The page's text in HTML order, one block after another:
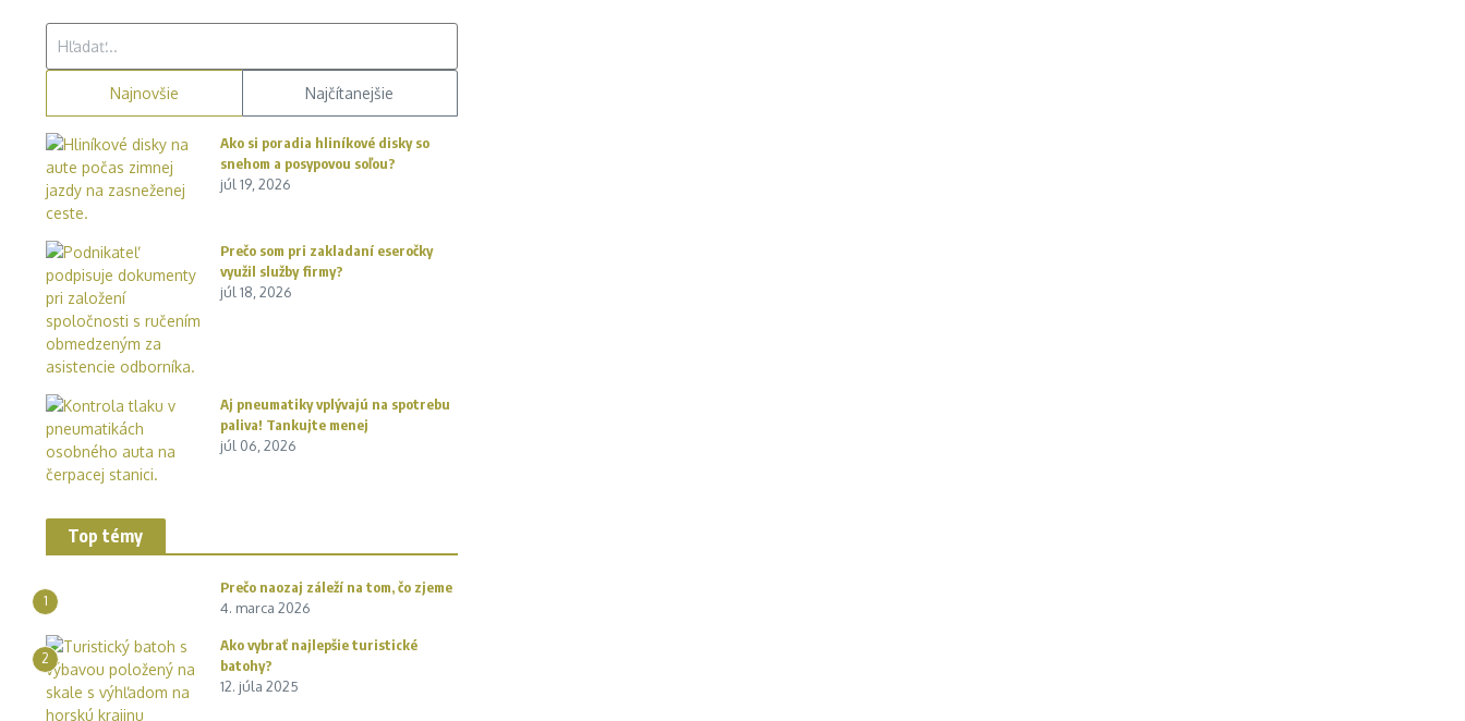
Najnovšie Najčítanejšie
Ako si poradia hliníkové disky so
snehom a posypovou soľou?
júl 19, 2026
Prečo som pri zakladaní eseročky
využil služby firmy?
júl 18, 2026
Aj pneumatiky vplývajú na spotrebu
paliva! Tankujte menej
júl 06, 2026
Top témy
1
Prečo naozaj záleží na tom, čo zjeme
4. marca 2026
2
Ako vybrať najlepšie turistické
batohy?
12. júla 2025